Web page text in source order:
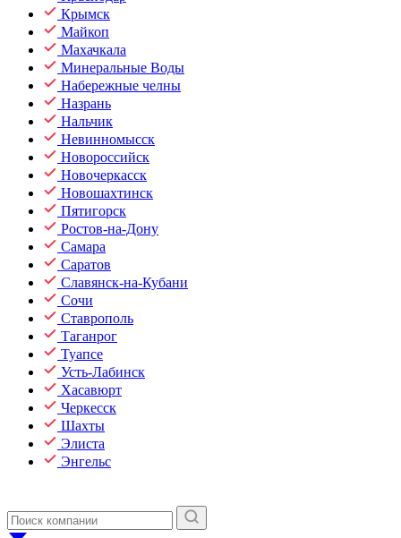
Крымск
Майкоп
Махачкала
Минеральные Воды
Набережные челны
Назрань
Нальчик
Невинномысск
Новороссийск
Новочеркасск
Новошахтинск
Пятигорск
Ростов-на-Дону
Самара
Саратов
Славянск-на-Кубани
Сочи
Ставрополь
Таганрог
Туапсе
Усть-Лабинск
Хасавюрт
Черкесск
Шахты
Элиста
Энгельс